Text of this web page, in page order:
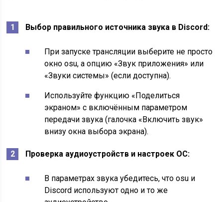
Выбор правильного источника звука в Discord:
При запуске трансляции выберите не просто
окно osu, а опцию «Звук приложения» или
«Звуки системы» (если доступна).
Используйте функцию «Поделиться
экраном» с включённым параметром
передачи звука (галочка «Включить звук»
внизу окна выбора экрана).
Проверка аудиоустройств и настроек ОС:
В параметрах звука убедитесь, что osu и
Discord используют одно и то же